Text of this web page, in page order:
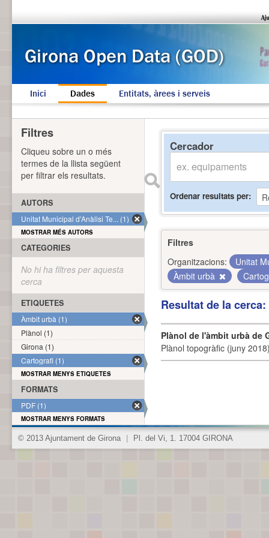
Inici Dades Entitats, àrees i serveis
Cercador
Ordenar resultats per
Filtres
Organitzacions:
Unitat
Àmbit urbà
Resultat de la
Plànol de l'àmbit urbà de
Plànol topogràfic (juny
Filtres
Cliqueu sobre un o més
termes de la llista següent
per filtrar els resultats.
AUTORS
Unitat Municipal d'Anàlisi Te... (1)
MOSTRAR MÉS AUTORS
CATEGORIES
No hi ha filtres per aquesta
cerca
ETIQUETES
Àmbit urbà (1)
Plànol (1)
Girona (1)
Cartografi (1)
MOSTRAR MENYS ETIQUETES
FORMATS
PDF (1)
MOSTRAR MENYS FORMATS
© 2013 Ajuntament de Girona Pl. del Vi, 1. 17004 GIRONA